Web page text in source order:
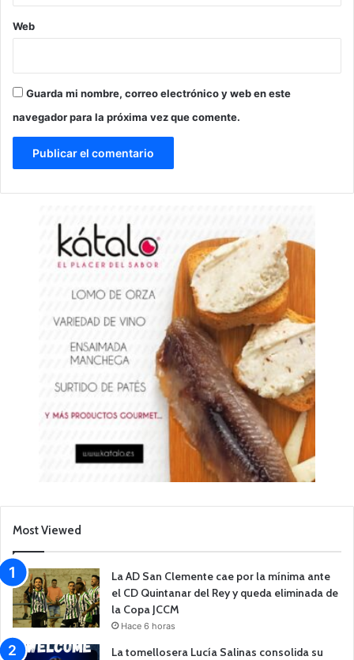
Web
Guarda mi nombre, correo electrónico y web en este
navegador para la próxima vez que comente.
Most Viewed
La AD San Clemente cae por la mínima ante
el CD Quintanar del Rey y queda eliminada de
la Copa JCCM
Hace 6 horas
La tomellosera Lucía Salinas consolida su